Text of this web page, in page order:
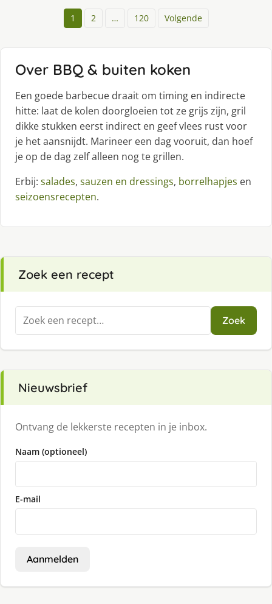
1 2 … 120 Volgende
Over BBQ & buiten koken
Een goede barbecue draait om timing en indirecte
hitte: laat de kolen doorgloeien tot ze grijs zijn, gril
dikke stukken eerst indirect en geef vlees rust voor
je het aansnijdt. Marineer een dag vooruit, dan hoef
je op de dag zelf alleen nog te grillen.
Erbij: salades, sauzen en dressings, borrelhapjes en
seizoensrecepten.
Zoek een recept
Zoeken
naar:
Zoek
Nieuwsbrief
Ontvang de lekkerste recepten in je inbox.
Naam (optioneel)
E-mail
Aanmelden